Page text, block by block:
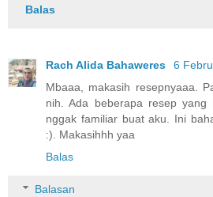
Balas
Rach Alida Bahaweres
6
Mbaaa, makasih resepnyaaa.
nih. Ada beberapa resep yang
nggak familiar buat aku. Ini
:). Makasihhh yaa
Balas
Balasan